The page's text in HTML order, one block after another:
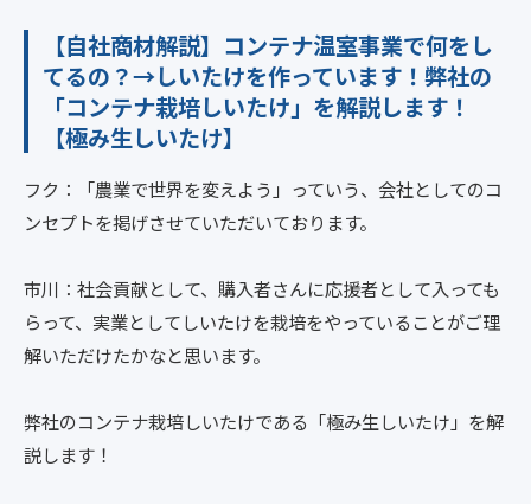
【自社商材解説】コンテナ温室事業で何をし
てるの？→しいたけを作っています！弊社の
「コンテナ栽培しいたけ」を解説します！
【極み生しいたけ】
フク：「農業で世界を変えよう」っていう、会社としてのコ
ンセプトを掲げさせていただいております。
市川：社会貢献として、購入者さんに応援者として入っても
らって、実業としてしいたけを栽培をやっていることがご理
解いただけたかなと思います。
弊社のコンテナ栽培しいたけである「極み生しいたけ」を解
説します！